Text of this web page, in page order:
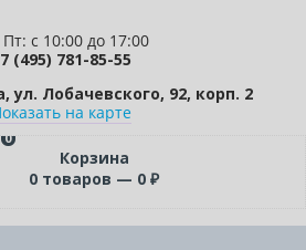
с 10:00 до 17:00
(495) 781-85-55
ул. Лобачевского, 92, корп. 2
на карте
0
Корзина
0 товаров — 0 ₽